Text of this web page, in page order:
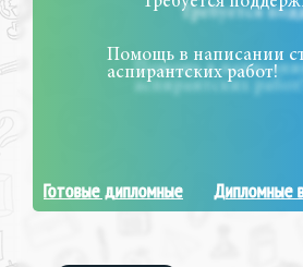
Помощь в написании
аспирантских работ!
Готовые дипломные Дипломные